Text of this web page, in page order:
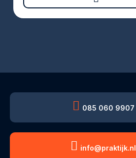
085 060 9907
info@praktijk.nl